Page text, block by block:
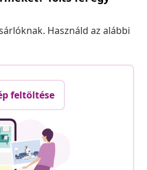
Használd az alábbi
feltöltése